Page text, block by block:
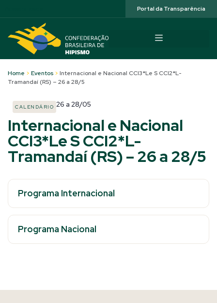
Portal da Transparência
Home > Eventos > Internacional e Nacional CCI3*Le S CCI2*L-
Tramandaí (RS) – 26 a 28/5
CALENDÁRIO 26 a 28/05
Internacional e Nacional
CCI3*Le S CCI2*L-
Tramandaí (RS) – 26 a 28/5
Programa Internacional
Programa Nacional